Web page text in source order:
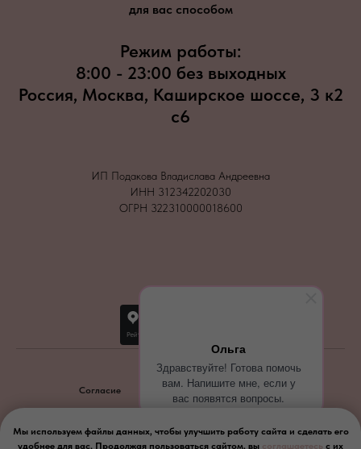
Ольга
Здравствуйте! Готова помочь
вам. Напишите мне, если у
вас появятся вопросы.
для вас способом
Режим работы:
8:00 - 23:00 без выходных
Россия, Москва, Каширское шоссе, 3 к2
с6
ИП Подакова Владислава Андреевна
ИНН 312342202030
ОГРН 322310000018600
Согласие Политика конфиденциальности
Мы используем файлы данных, чтобы улучшить работу сайта и сделать его
удобнее для вас. Продолжая пользоваться сайтом, вы соглашаетесь с их